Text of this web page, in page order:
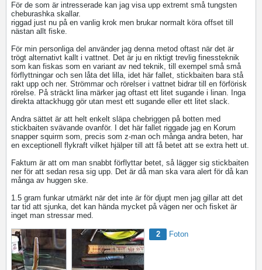
För de som är intresserade kan jag visa upp extremt små tungsten
cheburashka skallar.
riggad just nu på en vanlig krok men brukar normalt köra offset till
nästan allt fiske.
För min personliga del använder jag denna metod oftast när det är
trögt alternativt kallt i vattnet. Det är ju en riktigt trevlig finessteknik
som kan fiskas som en variant av ned teknik, till exempel små små
förflyttningar och sen låta det lilla, idet här fallet, stickbaiten bara stå
rakt upp och ner. Strömmar och rörelser i vattnet bidrar till en förförisk
rörelse. På sträckt lina märker jag oftast ett litet sugande i linan. Inga
direkta attackhugg gör utan mest ett sugande eller ett litet slack.
Andra sättet är att helt enkelt släpa chebriggen på botten med
stickbaiten svävande ovanför. I det här fallet riggade jag en Korum
snapper squirm som, precis som z-man och många andra beten, har
en exceptionell flykraft vilket hjälper till att få betet att se extra hett ut.
Faktum är att om man snabbt förflyttar betet, så lägger sig stickbaiten
ner för att sedan resa sig upp. Det är då man ska vara alert för då kan
många av huggen ske.
1.5 gram funkar utmärkt när det inte är för djupt men jag gillar att det
tar tid att sjunka, det kan hända mycket på vägen ner och fisket är
inget man stressar med.
2 Foton